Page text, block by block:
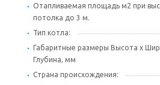
Отапливаемая площадь м2 при
потолка до 3 м.
Тип котла:
Габаритные размеры Высота х
Глубина, мм
Страна происхождения: